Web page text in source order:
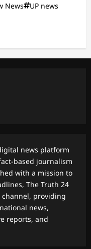
News
UP news
news platform
based journalism
with a mission to
The Truth 24
channel, providing
news,
reports, and